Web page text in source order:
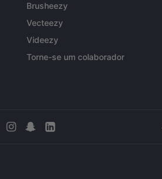
Brusheezy
Vecteezy
Videezy
Torne-se um colaborador